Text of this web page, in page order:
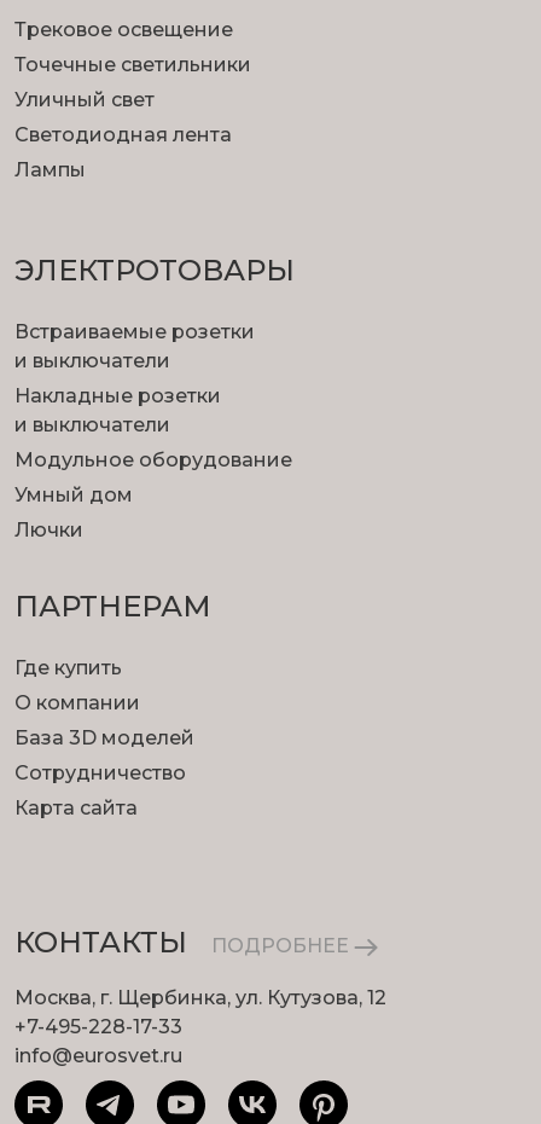
Трековое освещение
Точечные светильники
Уличный свет
Светодиодная лента
Лампы
ЭЛЕКТРОТОВАРЫ
Встраиваемые розетки
и выключатели
Накладные розетки
и выключатели
Модульное оборудование
Умный дом
Лючки
ПАРТНЕРАМ
Где купить
О компании
База 3D моделей
Сотрудничество
Карта сайта
КОНТАКТЫ ПОДРОБНЕЕ
Москва, г. Щербинка, ул. Кутузова, 12
+7-495-228-17-33
info@eurosvet.ru